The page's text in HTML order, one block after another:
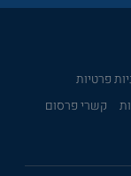
פרטיות
קשרי פרסום